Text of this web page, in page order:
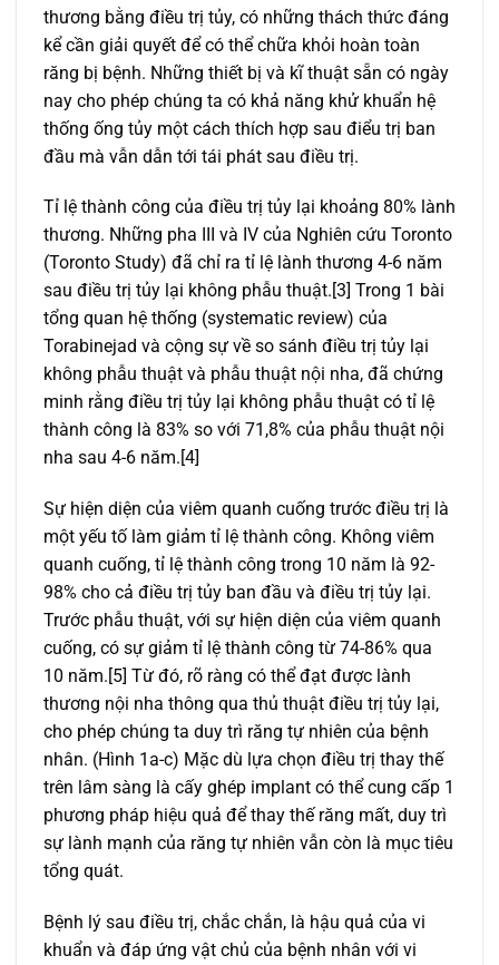
thương bằng điều trị tủy, có những thách thức đáng
kể cần giải quyết để có thể chữa khỏi hoàn toàn
răng bị bệnh. Những thiết bị và kĩ thuật sẵn có ngày
nay cho phép chúng ta có khả năng khử khuẩn hệ
thống ống tủy một cách thích hợp sau điểu trị ban
đầu mà vẫn dẫn tới tái phát sau điều trị.
Tỉ lệ thành công của điều trị tủy lại khoảng 80% lành
thương. Những pha III và IV của Nghiên cứu Toronto
(Toronto Study) đã chỉ ra tỉ lệ lành thương 4-6 năm
sau điều trị tủy lại không phẫu thuật.[3] Trong 1 bài
tổng quan hệ thống (systematic review) của
Torabinejad và cộng sự về so sánh điều trị tủy lại
không phẫu thuật và phẫu thuật nội nha, đã chứng
minh rằng điều trị tủy lại không phẫu thuật có tỉ lệ
thành công là 83% so với 71,8% của phẫu thuật nội
nha sau 4-6 năm.[4]
Sự hiện diện của viêm quanh cuống trước điều trị là
một yếu tố làm giảm tỉ lệ thành công. Không viêm
quanh cuống, tỉ lệ thành công trong 10 năm là 92-
98% cho cả điều trị tủy ban đầu và điều trị tủy lại.
Trước phẫu thuật, với sự hiện diện của viêm quanh
cuống, có sự giảm tỉ lệ thành công từ 74-86% qua
10 năm.[5] Từ đó, rõ ràng có thể đạt được lành
thương nội nha thông qua thủ thuật điều trị tủy lại,
cho phép chúng ta duy trì răng tự nhiên của bệnh
nhân. (Hình 1a-c) Mặc dù lựa chọn điều trị thay thế
trên lâm sàng là cấy ghép implant có thể cung cấp 1
phương pháp hiệu quả để thay thế răng mất, duy trì
sự lành mạnh của răng tự nhiên vẫn còn là mục tiêu
tổng quát.
Bệnh lý sau điều trị, chắc chắn, là hậu quả của vi
khuẩn và đáp ứng vật chủ của bệnh nhân với vi